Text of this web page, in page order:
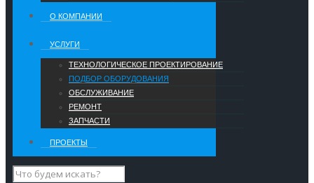
О КОМПАНИИ
УCЛУГИ
ТЕХНОЛОГИЧЕСКОЕ ПРОЕКТИРОВАНИЕ
ПОДБОР ОБОРУДОВАНИЯ
ОБСЛУЖИВАНИЕ
РЕМОНТ
ЗАПЧАСТИ
ПРОЕКТЫ